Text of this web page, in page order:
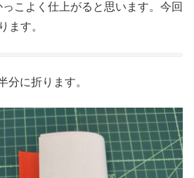
こよく仕上がると思います。今回
ます。
分に折ります。